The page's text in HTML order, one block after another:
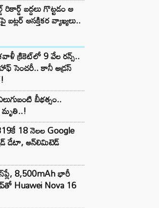
బద్దలు గొట్టడం ఆ
ఆసక్తికర వ్యాఖ్యలు..
క్రికెట్‌లో 9 వేల రన్స్..
సెంచరీ.. కానీ అడ్రస్
బీభత్సం..
మృతి..!
18 నెలల Google
డేటా, అన్⁭లిమిటెడ్
8,500mAh భారీ
Huawei Nova 16